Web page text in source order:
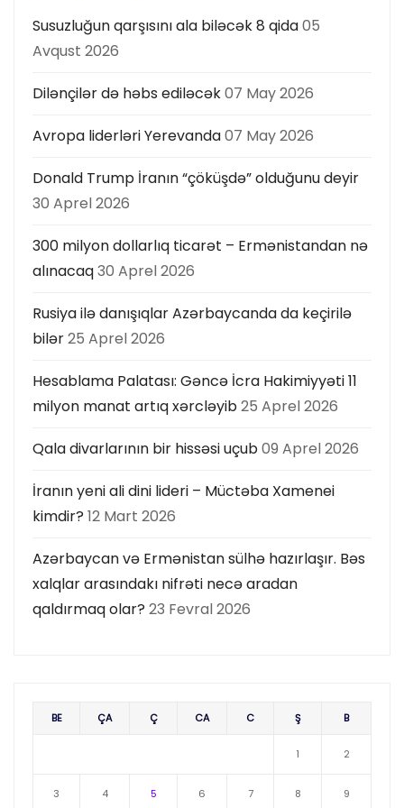
Susuzluğun qarşısını ala biləcək 8 qida05
Avqust 2026
Dilənçilər də həbs ediləcək07 May 2026
Avropa liderləri Yerevanda07 May 2026
Donald Trump İranın “çöküşdə” olduğunu deyir
30 Aprel 2026
300 milyon dollarlıq ticarət – Ermənistandan nə
alınacaq30 Aprel 2026
Rusiya ilə danışıqlar Azərbaycanda da keçirilə
bilər25 Aprel 2026
Hesablama Palatası: Gəncə İcra Hakimiyyəti 11
milyon manat artıq xərcləyib25 Aprel 2026
Qala divarlarının bir hissəsi uçub09 Aprel 2026
İranın yeni ali dini lideri – Müctəba Xamenei
kimdir? 12 Mart 2026
Azərbaycan və Ermənistan sülhə hazırlaşır. Bəs
xalqlar arasındakı nifrəti necə aradan
qaldırmaq olar? 23 Fevral 2026
BE ÇA Ç CA C Ş B
1 2
3 4 5 6 7 8 9